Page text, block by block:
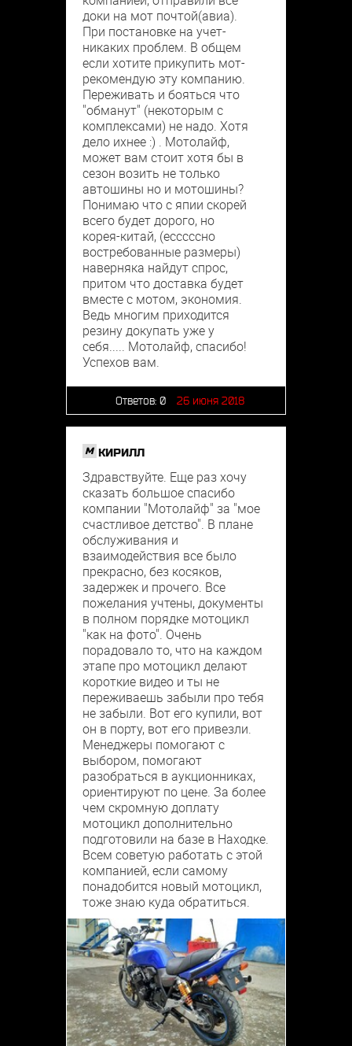
доки на мот почтой(авиа).
При постановке на учет-
никаких проблем. В общем
если хотите прикупить мот-
рекомендую эту компанию.
Переживать и бояться что
"обманут" (некоторым с
комплексами) не надо. Хотя
дело ихнее :) . Мотолайф,
может вам стоит хотя бы в
сезон возить не только
автошины но и мотошины?
Понимаю что с япии скорей
всего будет дорого, но
корея-китай, (есссссно
востребованные размеры)
наверняка найдут спрос,
притом что доставка будет
вместе с мотом, экономия.
Ведь многим приходится
резину докупать уже у
себя..... Мотолайф, спасибо!
Успехов вам.
Ответов: 0 26 июня 2018
M КИРИЛЛ
Здравствуйте. Еще раз хочу
сказать большое спасибо
компании "Мотолайф" за "мое
счастливое детство". В плане
обслуживания и
взаимодействия все было
прекрасно, без косяков,
задержек и прочего. Все
пожелания учтены, документы
в полном порядке мотоцикл
"как на фото". Очень
порадовало то, что на каждом
этапе про мотоцикл делают
короткие видео и ты не
переживаешь забыли про тебя
не забыли. Вот его купили, вот
он в порту, вот его привезли.
Менеджеры помогают с
выбором, помогают
разобраться в аукционниках,
ориентируют по цене. За более
чем скромную доплату
мотоцикл дополнительно
подготовили на базе в Находке.
Всем советую работать с этой
компанией, если самому
понадобится новый мотоцикл,
тоже знаю куда обратиться.